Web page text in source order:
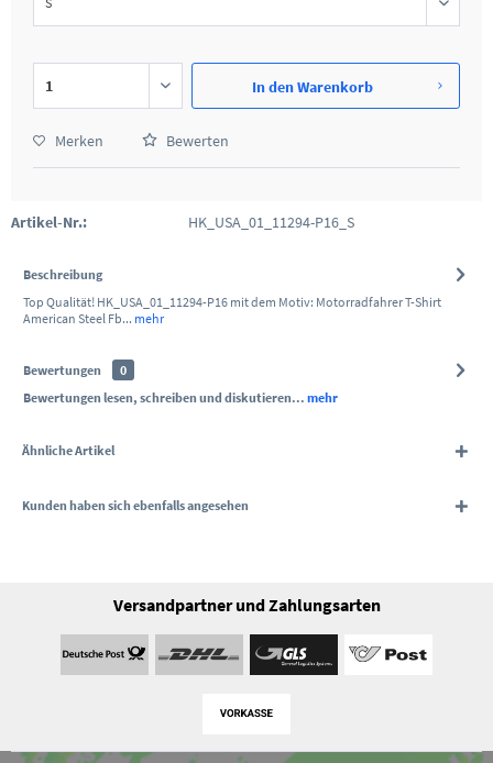
In denWarenkorb
Merken Bewerten
Artikel-Nr.: HK_USA_01_11294-P16_S
Beschreibung
Top Qualität! HK_USA_01_11294-P16 mit dem Motiv: Motorradfahrer T-Shirt
American Steel Fb... mehr
Bewertungen
0
Bewertungen lesen, schreiben und diskutieren... mehr
Ähnliche Artikel
Kunden haben sich ebenfalls angesehen
Versandpartner und Zahlungsarten